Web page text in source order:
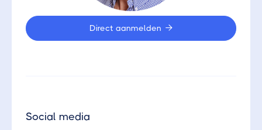
Direct aanmelden 
Social media